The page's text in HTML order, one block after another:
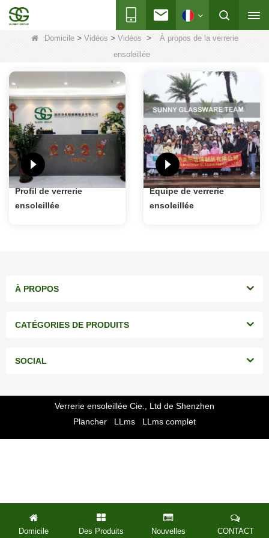
Domicile> Vidéos > Vidéos >
À propos de la verrerie
ensoleillée
Profil de verrerie
ensoleillée
Équipe de verrerie
ensoleillée
À PROPOS
CATÉGORIES DE PRODUITS
SOCIAL
Verrerie ensoleillée Cie., Ltd de Shenzhen
Plancher
LLms LLms complet
Domicile Des Produits Nouvelles CONTACT